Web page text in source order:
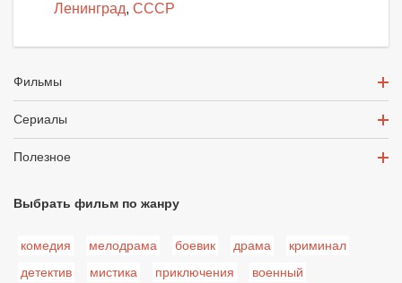
Ленинград, СССР
Фильмы
Сериалы
Полезное
Выбрать фильм по жанру
комедия мелодрама боевик драма
криминал
детектив
мистика приключения
военный